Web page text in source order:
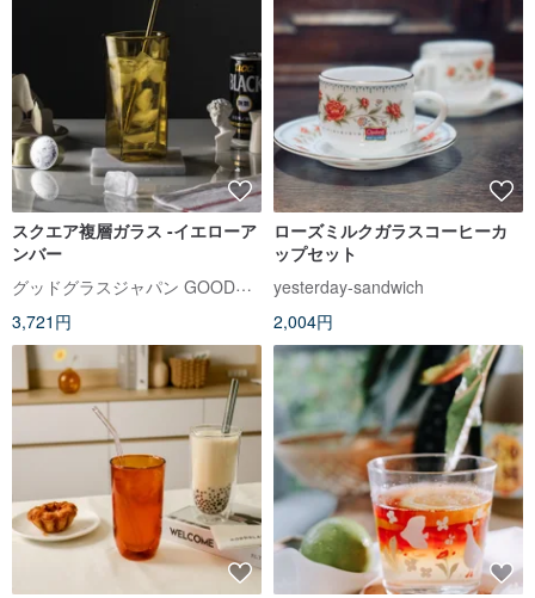
スクエア複層ガラス -イエローア
ンバー
グッドグラスジャパン GOODGLAS【台湾公式ストア】
3,721円
ローズミルクガラスコーヒーカ
ップセット
yesterday-sandwich
2,004円